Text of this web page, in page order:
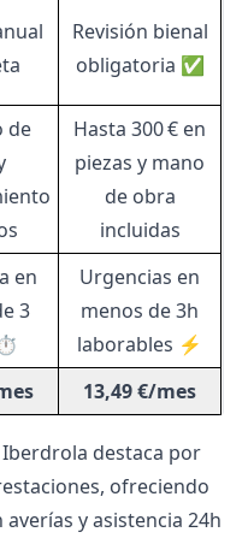
Revisión bienal
obligatoria ✅
de
Hasta 300 € en
piezas y mano
de obra
incluidas
en
3
Urgencias en
menos de 3h
laborables ⚡
13,49 €/mes
destaca por
ofreciendo
y asistencia 24h